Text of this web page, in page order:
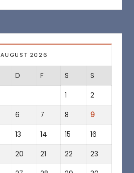
AUGUST 2026
D F S S
1 2
6 7 8 9
13 14 15 16
20 21 22 23